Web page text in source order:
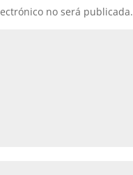
no será publicada.